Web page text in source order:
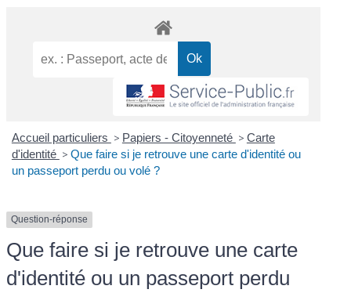
Accueil particuliers > Papiers - Citoyenneté > Carte
d'identité > Que faire si je retrouve une carte d'identité ou
un passeport perdu ou volé ?
Question-réponse
Que faire si je retrouve une carte
d'identité ou un passeport perdu